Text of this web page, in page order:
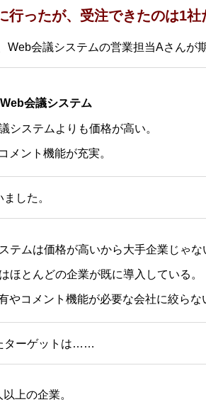
行ったが、受注できたのは1社
Web会議システムの営業担当Aさんが
会議システム
システムよりも価格が高い。
メント機能が充実。
した。
テムは価格が高いから大手企業じゃな
ほとんどの企業が既に導入している。
やコメント機能が必要な会社に絞らな
ターゲットは……
上の企業。